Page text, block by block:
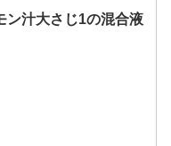
ン汁大さじ1の混合液